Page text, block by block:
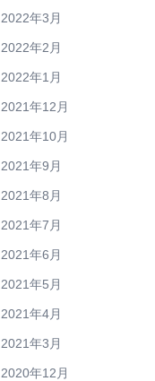
2022年3月
2022年2月
2022年1月
2021年12月
2021年10月
2021年9月
2021年8月
2021年7月
2021年6月
2021年5月
2021年4月
2021年3月
2020年12月